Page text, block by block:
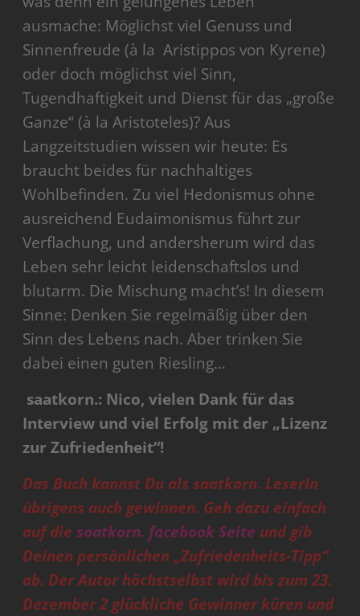
ausmache: Möglichst viel Genuss und
Sinnenfreude (à la Aristippos von Kyrene)
oder doch möglichst viel Sinn,
Tugendhaftigkeit und Dienst für das „große
Ganze“ (à la Aristoteles)? Aus
Langzeitstudien wissen wir heute: Es
braucht beides für nachhaltiges
Wohlbefinden. Zu viel Hedonismus ohne
ausreichend Eudaimonismus führt zur
Verflachung, und andersherum wird das
Leben sehr leicht leidenschaftslos und
blutarm. Die Mischung macht’s! In diesem
Sinne: Denken Sie regelmäßig über den
Sinn des Lebens nach. Aber trinken Sie
dabei einen guten Riesling…
saatkorn.: Nico, vielen Dank für das
Interview und viel Erfolg mit der „Lizenz
zur Zufriedenheit“!
Das Buch kannst Du als saatkorn. LeserIn
übrigens auch gewinnen. Geh dazu einfach
auf diesaatkorn. facebook Seite und gib
Deinen persönlichen „Zufriedenheits-Tipp“
ab. Der Autor höchstselbst wird bis zum 23.
Dezember 2 glückliche Gewinner küren und